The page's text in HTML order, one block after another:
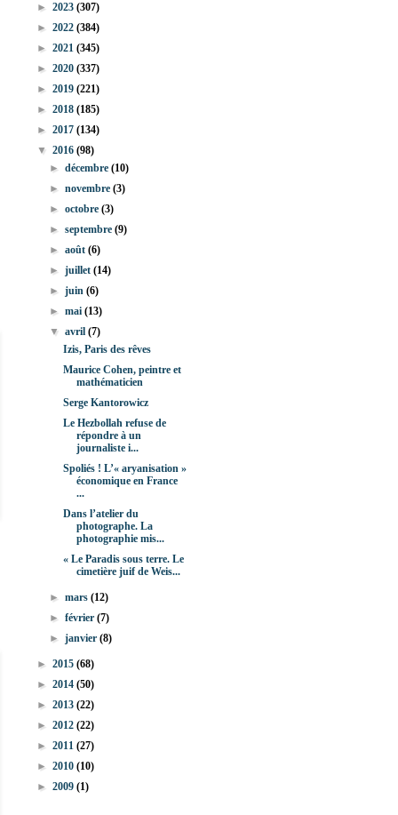
► 2023 (307)
► 2022 (384)
► 2021 (345)
► 2020 (337)
► 2019 (221)
► 2018 (185)
► 2017 (134)
▼ 2016 (98)
►décembre(10)
►novembre(3)
►octobre(3)
►septembre(9)
►août(6)
►juillet(14)
►juin(6)
►mai(13)
▼avril(7)
Izis, Paris des rêves
Maurice Cohen, peintre et
mathématicien
Serge Kantorowicz
Le Hezbollah refuse de
répondre à un
journaliste i...
Spoliés ! L’« aryanisation »
économique en France
...
Dans l’atelier du
photographe. La
photographie mis...
« Le Paradis sous terre. Le
cimetière juif de Weis...
►mars(12)
►février(7)
►janvier(8)
► 2015 (68)
► 2014 (50)
► 2013 (22)
► 2012 (22)
► 2011 (27)
► 2010 (10)
► 2009 (1)